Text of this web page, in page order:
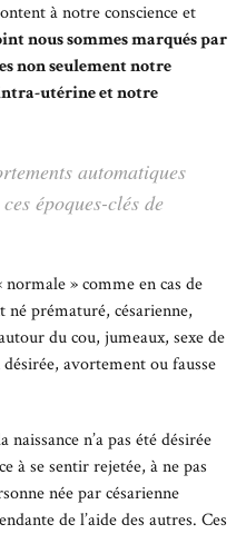
à notre conscience et
nous sommes marqués par
non seulement notre
utérine et notre
automatiques
époques-clés de
normale » comme en cas de
né prématuré, césarienne,
du cou, jumeaux, sexe de
avortement ou fausse
n’a pas été désirée
à se sentir rejetée, à ne pas
née par césarienne
de l’aide des autres. Ces